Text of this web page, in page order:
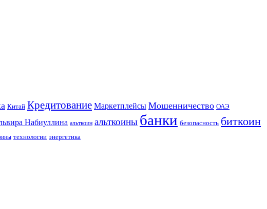
Китай Кредитование Маркетплейсы Мошенничество ОАЭ
Набиуллина альткоин альткоины банки безопасность биткоин
технологии энергетика